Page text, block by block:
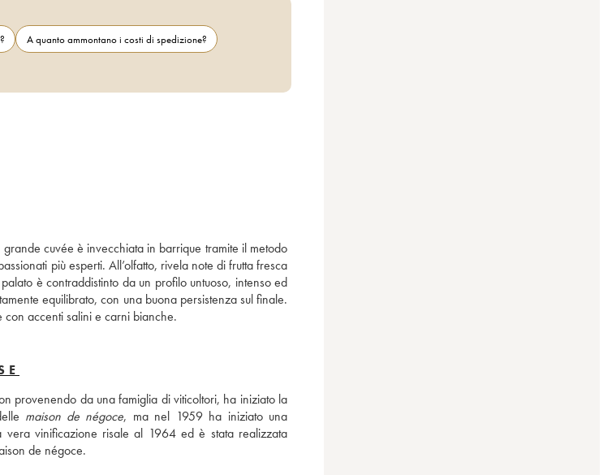
A quanto ammontano i costi di spedizione?
cuvée è invecchiata in barrique tramite il metodo
più esperti. All’olfatto, rivela note di frutta fresca
è contraddistinto da un profilo untuoso, intenso ed
equilibrato, con una buona persistenza sul finale.
con accenti salini e carni bianche.
provenendo da una famiglia di viticoltori, ha iniziato la
maison de négoce, ma nel 1959 ha iniziato una
vera vinificazione risale al 1964 ed è stata realizzata
de négoce.